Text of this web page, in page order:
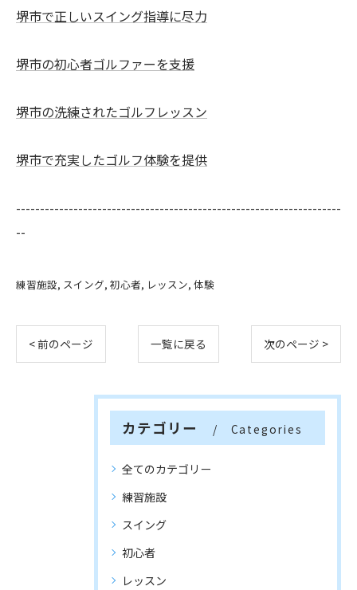
堺市で正しいスイング指導に尽力
堺市の初心者ゴルファーを支援
堺市の洗練されたゴルフレッスン
堺市で充実したゴルフ体験を提供
--------------------------------------------------------------------
--
練習施設 スイング 初心者 レッスン 体験
< 前のページ 一覧に戻る 次のページ >
カテゴリー Categories
全てのカテゴリー
練習施設
スイング
初心者
レッスン